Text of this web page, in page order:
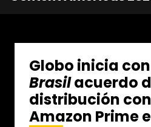
Globo inicia
Brasilacuerdo
distribución con
Amazon Prime